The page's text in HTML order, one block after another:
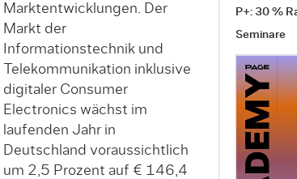
Marktentwicklungen. Der
Markt der
Informationstechnik und
Telekommunikation inklusive
digitaler Consumer
Electronics wächst im
laufenden Jahr in
Deutschland voraussichtlich
um 2,5 Prozent auf € 146,4
P+: 30 %
Seminare